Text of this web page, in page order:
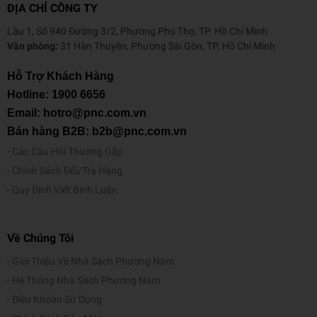
ĐỊA CHỈ CÔNG TY
Lầu 1, Số 940 Đường 3/2, Phường Phú Thọ, TP. Hồ Chí Minh
Văn phòng: 31 Hàn Thuyên, Phường Sài Gòn, TP. Hồ Chí Minh
Hỗ Trợ Khách Hàng
Hotline: 1900 6656
Email: hotro@pnc.com.vn
Bán hàng B2B: b2b@pnc.com.vn
Các Câu Hỏi Thường Gặp
Chính Sách Đổi/Trả Hàng
Quy Định Viết Bình Luận
Về Chúng Tôi
Giới Thiệu Về Nhà Sách Phương Nam
Hệ Thống Nhà Sách Phương Nam
Điều Khoản Sử Dụng